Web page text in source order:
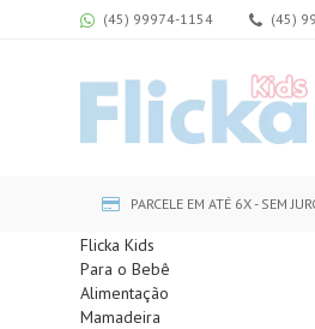
(45) 99974-1154 (45)
PARCELE EM ATÉ 6X - SEM
Flicka Kids
Para o Bebê
Alimentação
Mamadeira